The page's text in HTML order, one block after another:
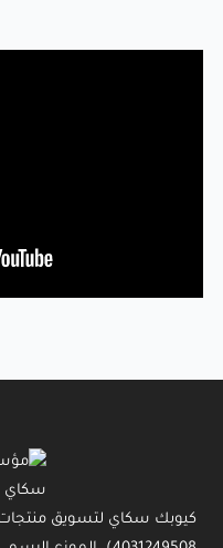
كيوبك سكاي لتسويق منتجات